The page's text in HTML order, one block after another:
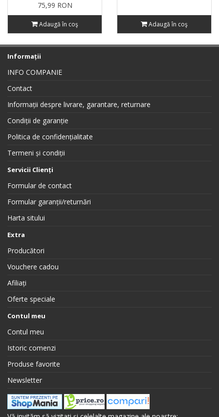
75,99 RON
Adaugă în coş Adaugă în coş
Informații
INFO COMPANIE
Contact
Informații despre livrare, garantare, returnare
Condiții de garanție
Politica de confidențialitate
Termeni și condiții
Servicii Clienți
Formular de contact
Formular garanții/returnări
Harta sitului
Extra
Producători
Vouchere cadou
Afiliați
Oferte speciale
Contul meu
Contul meu
Istoric comenzi
Produse favorite
Newsletter